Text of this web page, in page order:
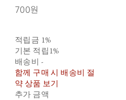
700원
적립금 1%
기본 적립1%
배송비 -
함께 구매 시 배송비 절
약 상품 보기
추가 금액